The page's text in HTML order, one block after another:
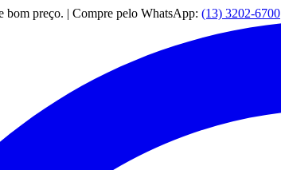
bom preço. | Compre pelo WhatsApp: (13) 3202-6700